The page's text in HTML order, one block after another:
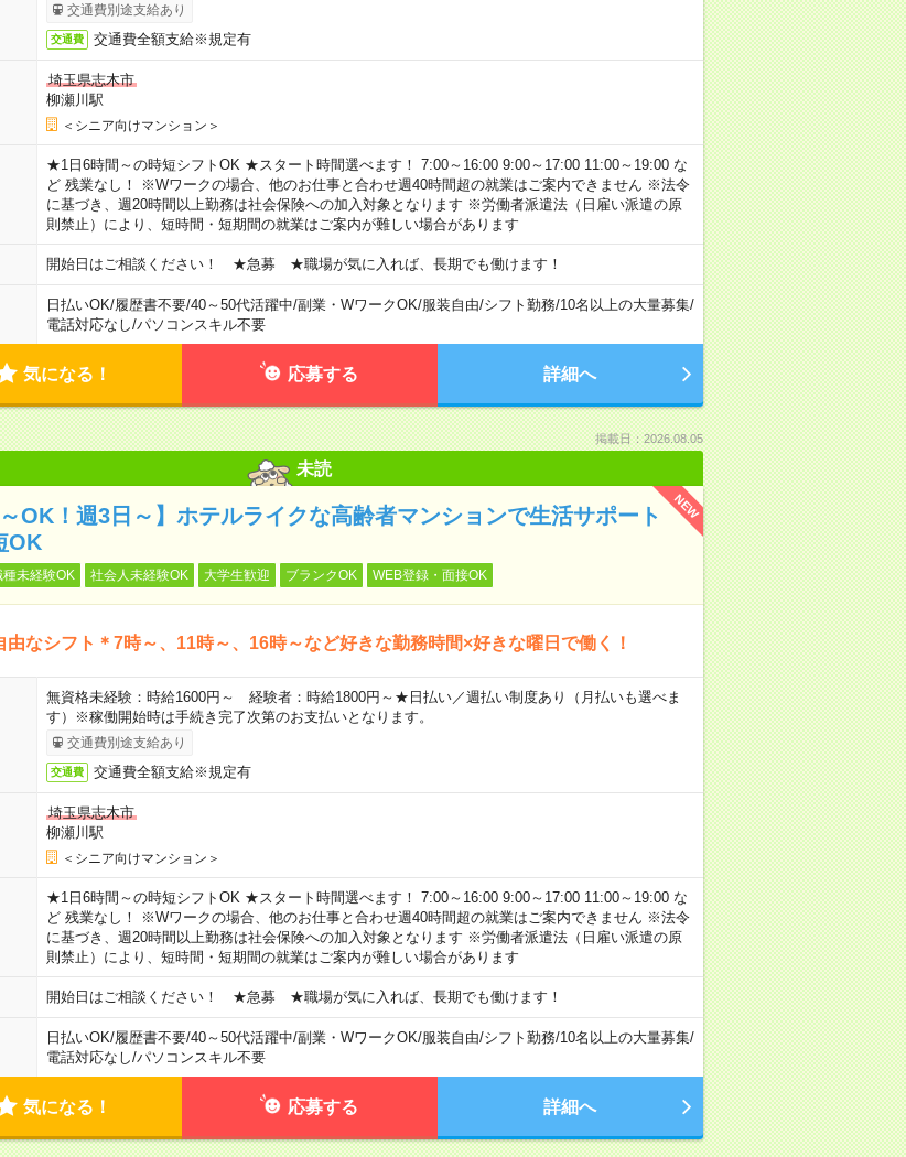
交通費別途支給あり
交通費 交通費全額支給※規定有
埼玉県志木市
柳瀬川駅
＜シニア向けマンション＞
★1日6時間～の時短シフトOK ★スタート時間選べます！ 7:00～16:00 9:00～17:00 11:00～19:00 な
ど 残業なし！ ※Wワークの場合、他のお仕事と合わせ週40時間超の就業はご案内できません ※法令
に基づき、週20時間以上勤務は社会保険への加入対象となります ※労働者派遣法（日雇い派遣の原
則禁止）により、短時間・短期間の就業はご案内が難しい場合があります
開始日はご相談ください！ ★急募 ★職場が気に入れば、長期でも働けます！
日払いOK/履歴書不要/40～50代活躍中/副業・WワークOK/服装自由/シフト勤務/10名以上の大量募集/
電話対応なし/パソコンスキル不要
気になる！ 応募する 詳細へ
掲載日：2026.08.05
未読
NEW
～OK！週3日～】ホテルライクな高齢者マンションで生活サポート
OK
種未経験OK 社会人未経験OK 大学生歓迎 ブランクOK WEB登録・面接OK
由なシフト＊7時～、11時～、16時～など好きな勤務時間×好きな曜日で働く！
無資格未経験：時給1600円～ 経験者：時給1800円～★日払い／週払い制度あり（月払いも選べま
す）※稼働開始時は手続き完了次第のお支払いとなります。
交通費別途支給あり
交通費 交通費全額支給※規定有
埼玉県志木市
柳瀬川駅
＜シニア向けマンション＞
★1日6時間～の時短シフトOK ★スタート時間選べます！ 7:00～16:00 9:00～17:00 11:00～19:00 な
ど 残業なし！ ※Wワークの場合、他のお仕事と合わせ週40時間超の就業はご案内できません ※法令
に基づき、週20時間以上勤務は社会保険への加入対象となります ※労働者派遣法（日雇い派遣の原
則禁止）により、短時間・短期間の就業はご案内が難しい場合があります
開始日はご相談ください！ ★急募 ★職場が気に入れば、長期でも働けます！
日払いOK/履歴書不要/40～50代活躍中/副業・WワークOK/服装自由/シフト勤務/10名以上の大量募集/
電話対応なし/パソコンスキル不要
気になる！ 応募する 詳細へ